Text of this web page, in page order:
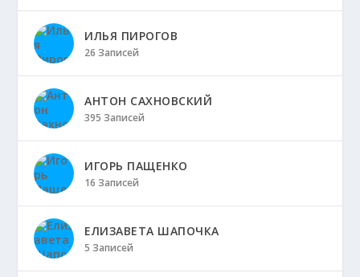
ИЛЬЯ ПИРОГОВ
26 Записей
АНТОН САХНОВСКИЙ
395 Записей
ИГОРЬ ПАЩЕНКО
16 Записей
ЕЛИЗАВЕТА ШАПОЧКА
5 Записей